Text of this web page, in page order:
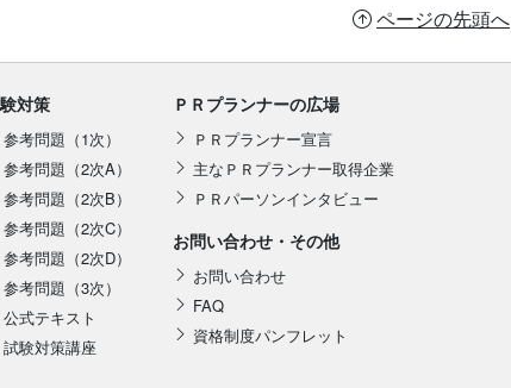
ページの先頭へ
対策
参考問題（1次）
参考問題（2次A）
参考問題（2次B）
参考問題（2次C）
参考問題（2次D）
参考問題（3次）
公式テキスト
試験対策講座
ＰＲプランナーの広場
ＰＲプランナー宣言
主なＰＲプランナー取得企業
ＰＲパーソンインタビュー
お問い合わせ・その他
お問い合わせ
FAQ
資格制度パンフレット